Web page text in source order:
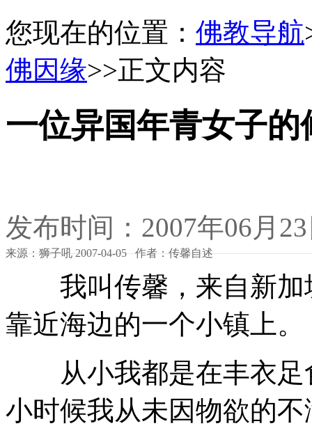
您现在的位置： 佛教导航
佛因缘>>正文内容
一位异国年青女子的
发布时间：2007年06月
来源：狮子吼 2007-04-05 作者：传馨自述
我叫传馨，来自新加
靠近海边的一个小镇上。
从小我都是在丰衣足
小时候我从未因物欲的